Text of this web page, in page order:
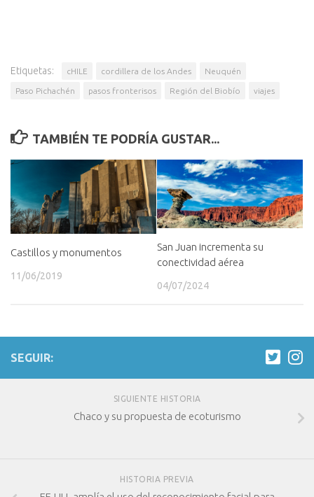
Etiquetas: cHILE cordillera de los Andes Neuquén
Paso Pichachén pasos fronterisos Región del Biobío viajes
TAMBIÉN TE PODRÍA GUSTAR...
Castillos y monumentos
11/06/2019
San Juan incrementa su
conectividad aérea
04/07/2024
SEGUIR:
SIGUIENTE HISTORIA
Chaco y su propuesta de ecoturismo
HISTORIA PREVIA